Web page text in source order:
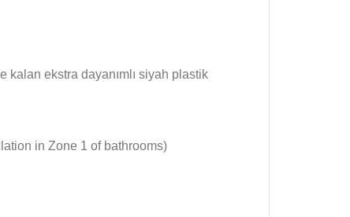
kalan ekstra dayanımlı siyah plastik
in Zone 1 of bathrooms)